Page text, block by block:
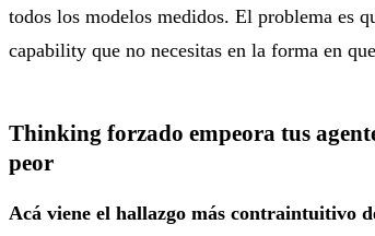
todos los modelos medidos. El problema es
capability que no necesitas en la forma en
Thinking forzado empeora tus
peor
Acá viene el hallazgo más contraintuitivo